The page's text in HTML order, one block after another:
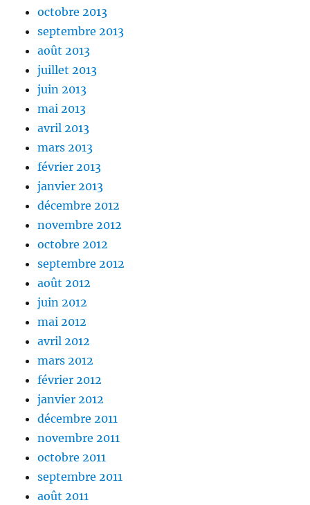
octobre 2013
septembre 2013
août 2013
juillet 2013
juin 2013
mai 2013
avril 2013
mars 2013
février 2013
janvier 2013
décembre 2012
novembre 2012
octobre 2012
septembre 2012
août 2012
juin 2012
mai 2012
avril 2012
mars 2012
février 2012
janvier 2012
décembre 2011
novembre 2011
octobre 2011
septembre 2011
août 2011